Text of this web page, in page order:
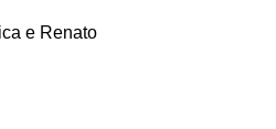
e Renato